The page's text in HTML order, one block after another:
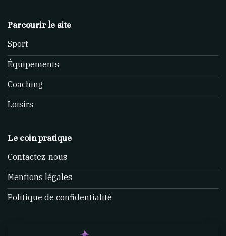
Parcourir le site
Sport
Équipements
Coaching
Loisirs
Le coin pratique
Contactez-nous
Mentions légales
Politique de confidentialité